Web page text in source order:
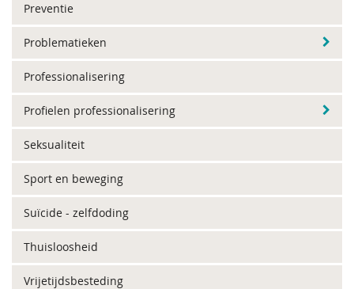
Preventie
Problematieken
Professionalisering
Profielen professionalisering
Seksualiteit
Sport en beweging
Suïcide - zelfdoding
Thuisloosheid
Vrijetijdsbesteding